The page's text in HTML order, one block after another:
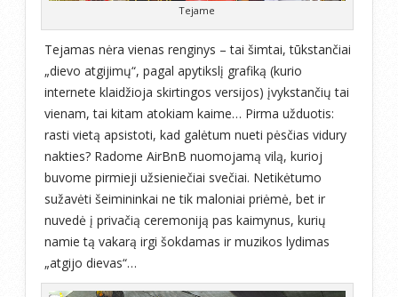
Tejame
Tejamas nėra vienas renginys – tai šimtai, tūkstančiai
„dievo atgijimų“, pagal apytikslį grafiką (kurio
internete klaidžioja skirtingos versijos) įvykstančių tai
vienam, tai kitam atokiam kaime… Pirma užduotis:
rasti vietą apsistoti, kad galėtum nueti pėsčias vidury
nakties? Radome AirBnB nuomojamą vilą, kurioj
buvome pirmieji užsieniečiai svečiai. Netikėtumo
sužavėti šeimininkai ne tik maloniai priėmė, bet ir
nuvedė į privačią ceremoniją pas kaimynus, kurių
namie tą vakarą irgi šokdamas ir muzikos lydimas
„atgijo dievas“…